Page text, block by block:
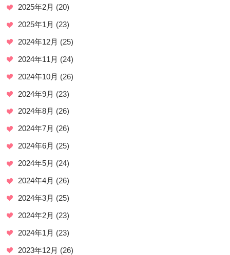
2025年2月 (20)
2025年1月 (23)
2024年12月 (25)
2024年11月 (24)
2024年10月 (26)
2024年9月 (23)
2024年8月 (26)
2024年7月 (26)
2024年6月 (25)
2024年5月 (24)
2024年4月 (26)
2024年3月 (25)
2024年2月 (23)
2024年1月 (23)
2023年12月 (26)